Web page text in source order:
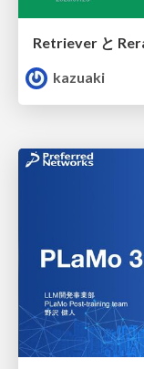
Retriever と
kazuaki